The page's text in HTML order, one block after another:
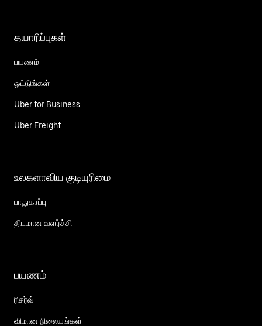
தயாரிப்புகள்
பயணம்
ஓட்டுங்கள்
Uber for Business
Uber Freight
உலகளாவிய குடியுரிமை
பாதுகாப்பு
திடமான வளர்ச்சி
பயணம்
ரிசர்வ்
விமான நிலையங்கள்